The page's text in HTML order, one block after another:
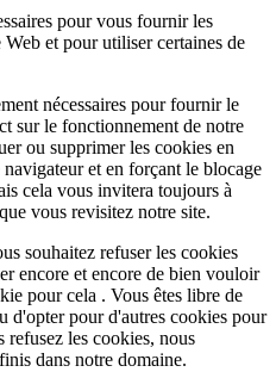
pour vous fournir les
et pour utiliser certaines de
nécessaires pour fournir le
sur le fonctionnement de notre
ou supprimer les cookies en
et en forçant le blocage
cela vous invitera toujours à
vous revisitez notre site.
souhaitez refuser les cookies
encore et encore de bien vouloir
pour cela . Vous êtes libre de
d'opter pour d'autres cookies pour
refusez les cookies, nous
dans notre domaine.